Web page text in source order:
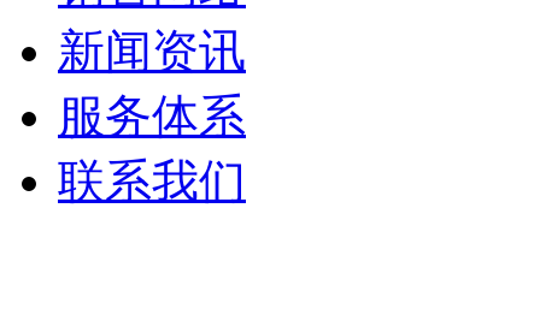
新闻资讯
服务体系
联系我们